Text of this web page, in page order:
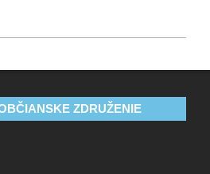
ZDRUŽENIE